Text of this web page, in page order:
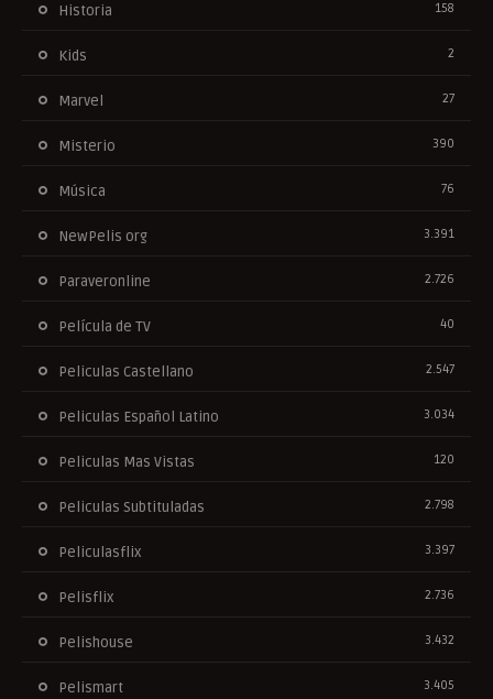
Historia 158
Kids 2
Marvel 27
Misterio 390
Música 76
NewPelis org 3.391
Paraveronline 2.726
Película de TV 40
Peliculas Castellano 2.547
Peliculas Español Latino 3.034
Peliculas Mas Vistas 120
Peliculas Subtituladas 2.798
Peliculasflix 3.397
Pelisflix 2.736
Pelishouse 3.432
Pelismart 3.405